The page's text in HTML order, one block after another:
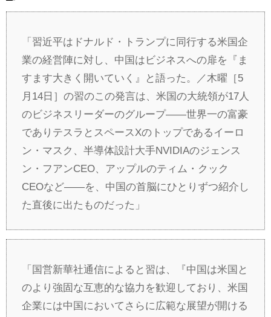
「習近平はドナルド・トランプに同行する米国企
業の経営陣に対し、中国はビジネスへの扉を『ま
すます大きく開いていく』と語った。／木曜［5
月14日］の習のこの発言は、米国の大統領が17人
のビジネスリーダーのグループ――世界一の富豪
でありテスラとスペースXのトップであるイーロ
ン・マスク、半導体設計大手NVIDIAのジェンス
ン・フアンCEO、アップルのティム・クック
CEOなど――を、中国の首脳にひとりずつ紹介し
た直後に出たものだった」
「国営新華社通信によると習は、『中国は米国と
のより強固な互恵的な協力を歓迎しており、米国
企業には中国においてさらに広範な展望が開ける